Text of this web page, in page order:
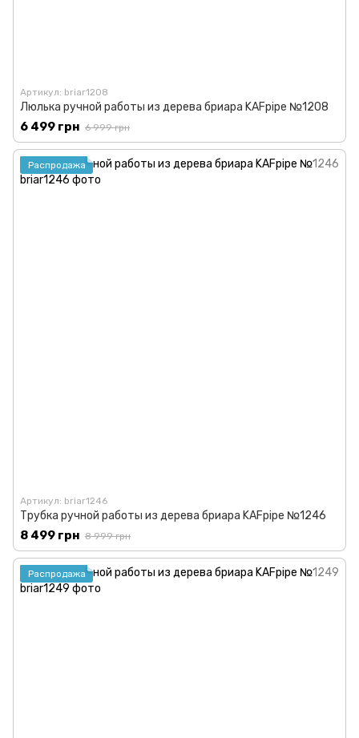
Артикул: briar1208
Люлька ручной работы из дерева бриара KAFpipe №1208
6 499 грн 6 999 грн
Распродажа
Артикул: briar1246
Трубка ручной работы из дерева бриара KAFpipe №1246
8 499 грн 8 999 грн
Распродажа